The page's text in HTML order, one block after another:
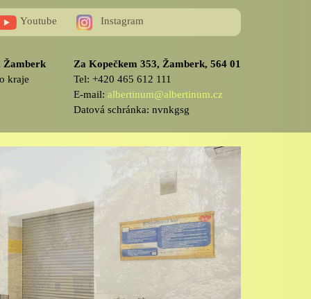
Youtube Instagram
Za Kopečkem 353, Žamberk, 564 01
Tel: +420 465 612 111
E-mail:albertinum@albertinum.cz
Datová schránka: nvnkgsg
Žamberk
kraje